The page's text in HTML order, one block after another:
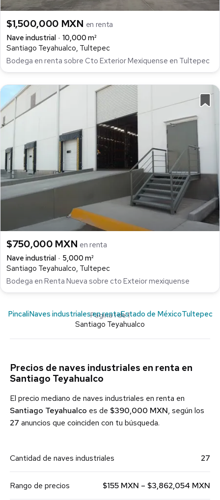
$1,500,000 MXN en renta
Nave industrial
10,000 m²
Santiago Teyahualco, Tultepec
Bodega en renta sobre Cto Exterior Mexiquense en Tultepec
$750,000 MXN en renta
Nave industrial
5,000 m²
Santiago Teyahualco, Tultepec
Bodega en Renta Nueva sobre cto Exteior mexiquense
Página 1 de 1
PincaliNaves industriales en rentaEstado de MéxicoTultepec
Santiago Teyahualco
Precios de naves industriales en renta en
Santiago Teyahualco
El precio mediano de naves industriales en renta en
Santiago Teyahualco es de $390,000 MXN, según los
27 anuncios que coinciden con tu búsqueda.
Cantidad de naves industriales 27
Rango de precios $155 MXN – $3,862,054 MXN